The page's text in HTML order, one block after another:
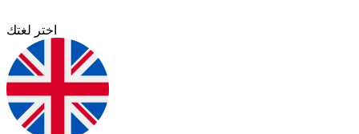
اختر لغتك